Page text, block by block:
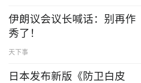
伊朗议会议长喊话：别再作
秀了！
天下事
日本发布新版《防卫白皮